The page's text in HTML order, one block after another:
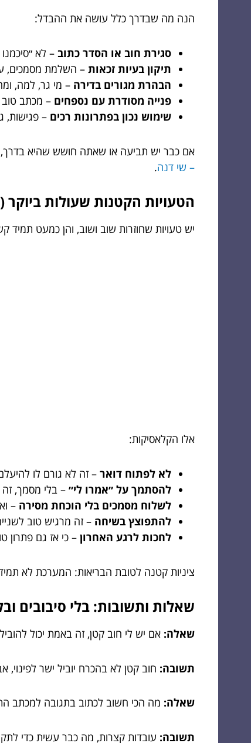
הנה מה שבדרך כלל עושה את ההבדל:
סגירת חוב או הסדר כתוב – לא
תיקון בעיות זכאות – השלמת מסמכים,
הבהרת מגורים בדירה – מי גר, למה,
פנייה מסודרת עם נספחים – מכתב טוב
שימוש נכון בפתרונות רכים – פגישות,
אם כבר יש תביעה או שאתה חושש שהיא בדרך,
– שי דנה.
הטעויות הקטנות שעולות ביוקר
יש טעויות שחוזרות שוב ושוב, והן כמעט תמיד
אלו הקלאסיקות:
לא לפתוח דואר – זה לא גורם לו
להסתמך על ״אמרו לי״ – בלי מסמך, זה
לשלוח מסמכים בלי הוכחת מסירה –
להתפוצץ בשיחה – זה מרגיש טוב
לחכות לרגע האחרון – כי אז גם פתרון
ציניות קטנה לטובת הבריאות: המערכת לא
שאלות ותשובות: בלי סיבובים
שאלה: אם יש לי חוב קטן, זה באמת יכול להוביל
תשובה: חוב קטן לא בהכרח יוביל ישר
שאלה: מה הכי חשוב לכתוב בתגובה למכתב
תשובה: עובדות קצרות, מה כבר עשית כדי